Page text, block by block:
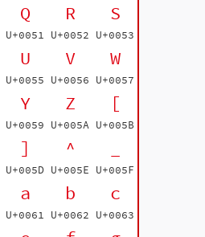
Q
U+0051
R
U+0052
S
U+0053
U
U+0055
V
U+0056
W
U+0057
Y
U+0059
Z
U+005A
[
U+005B
]
U+005D
^
U+005E U+005F
a
U+0061
b
U+0062
c
U+0063